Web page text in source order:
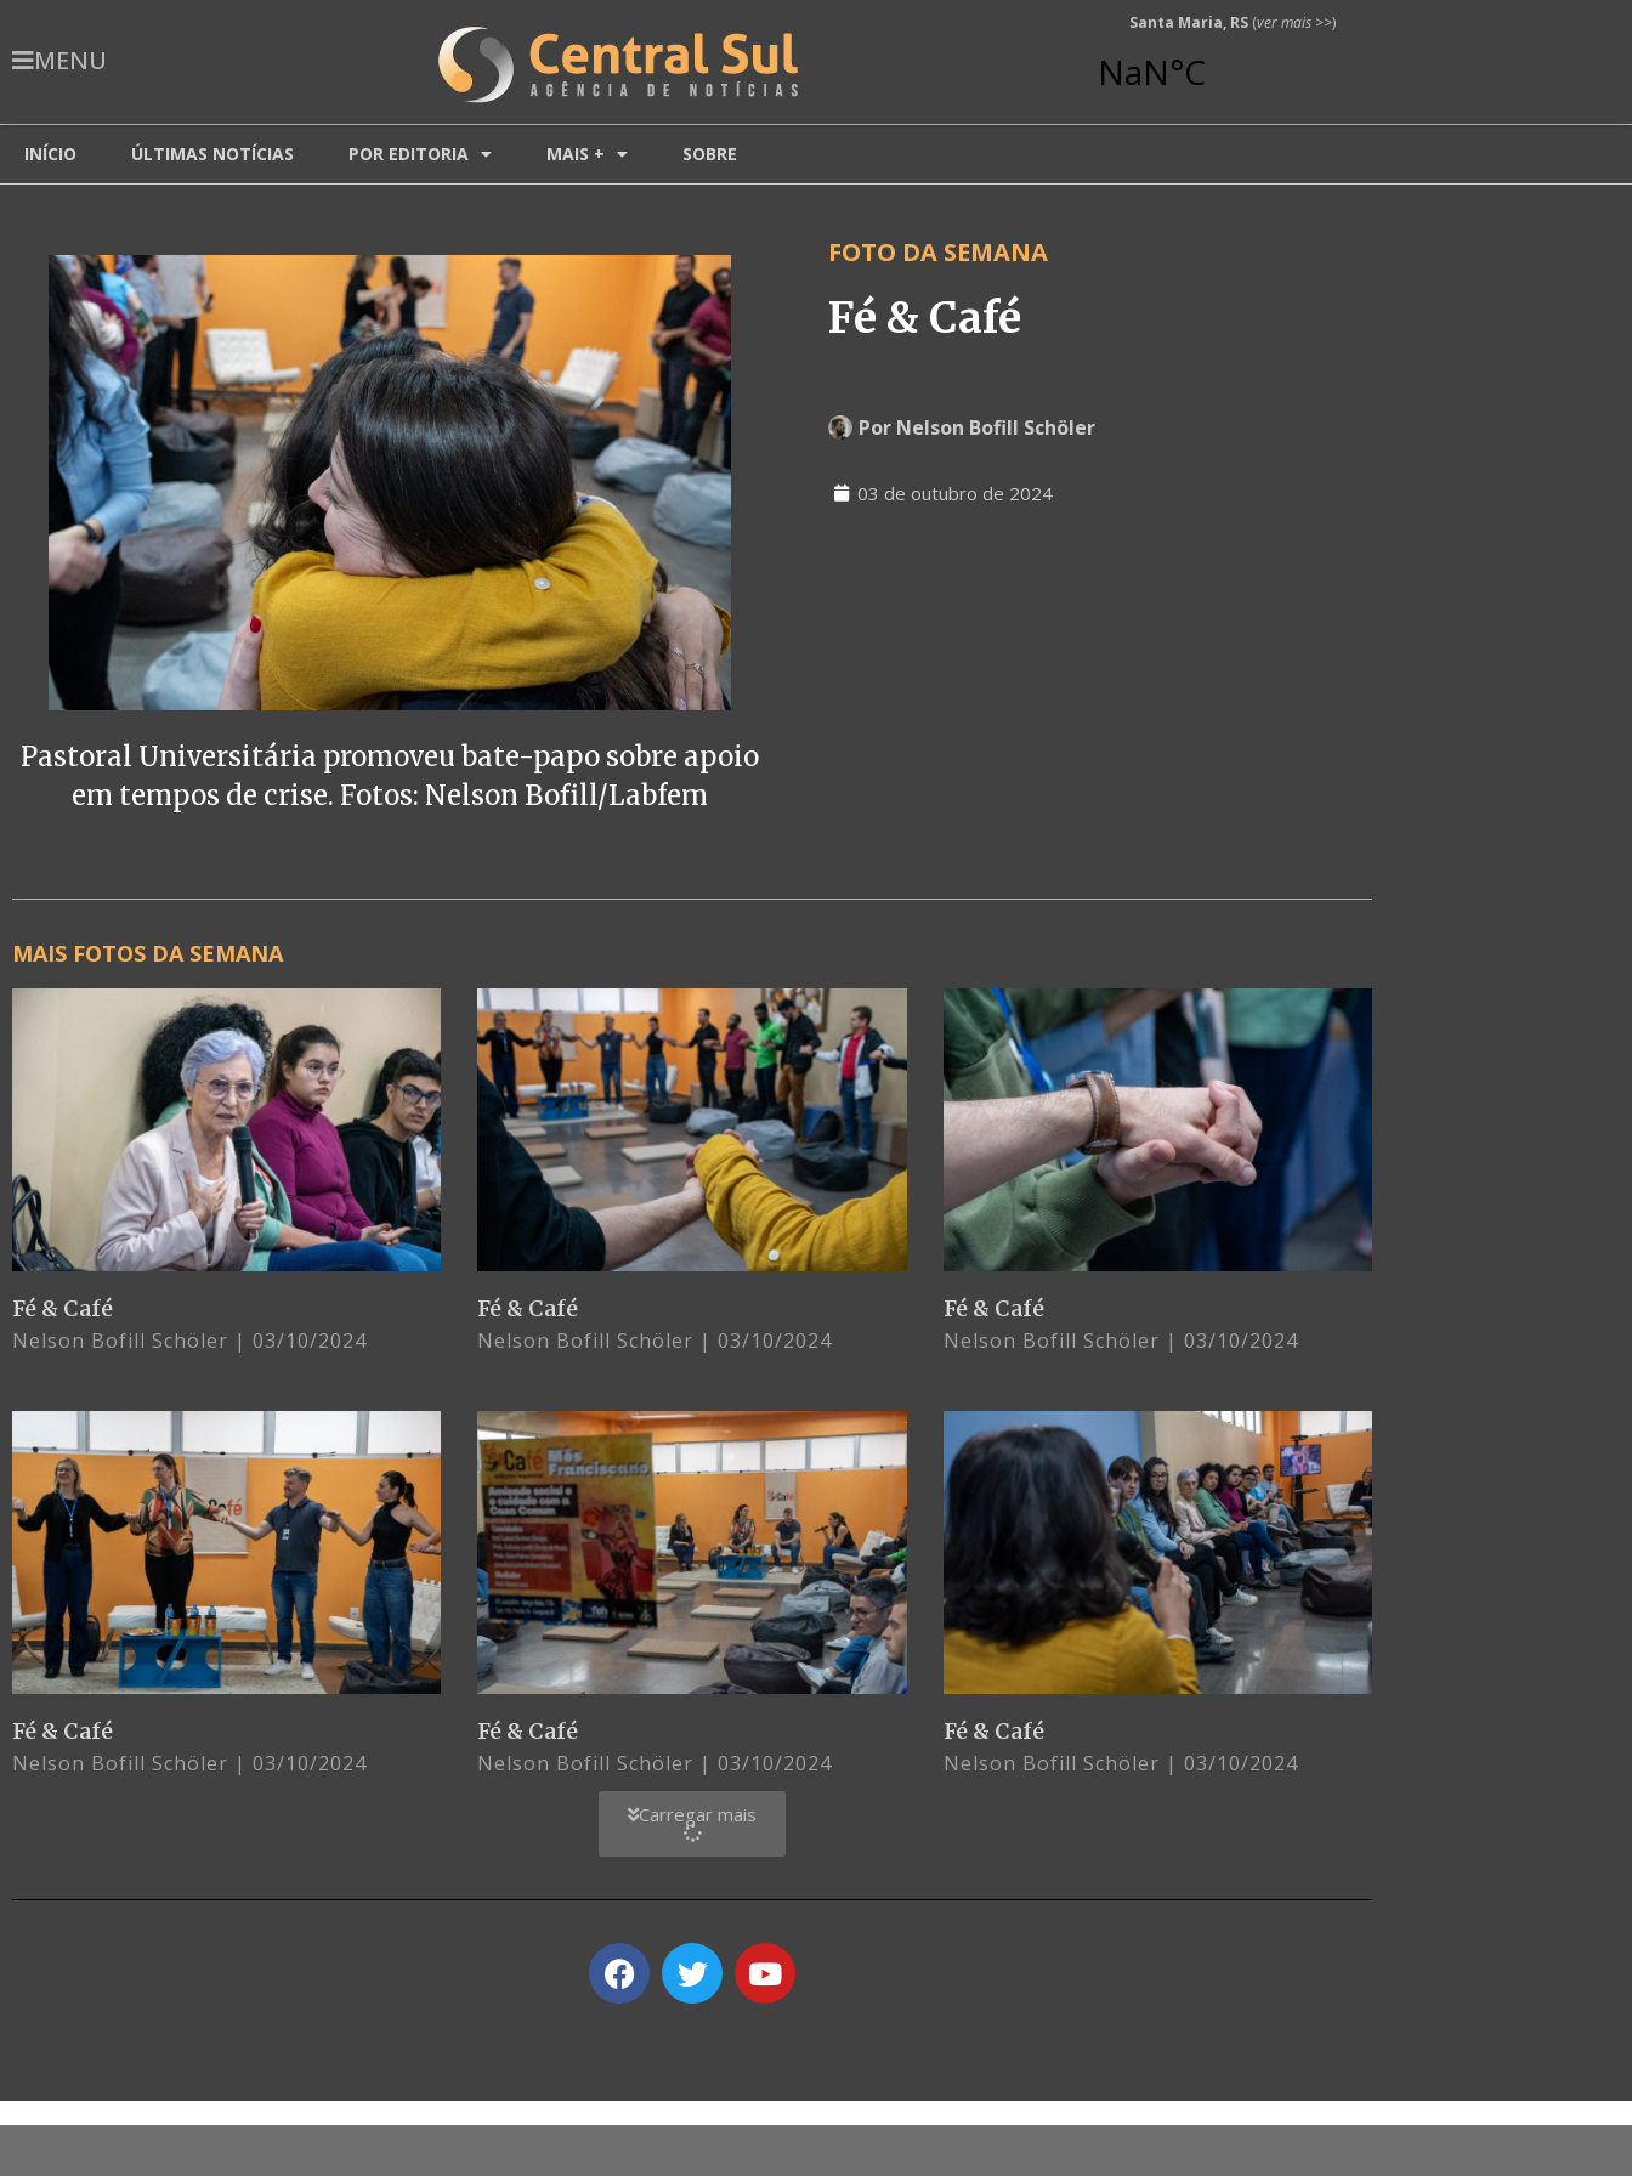
MENU
Santa Maria, RS (ver mais >>)
INÍCIO ÚLTIMAS NOTÍCIAS POR EDITORIA MAIS + SOBRE
Pastoral Universitária promoveu bate-papo sobre apoio
em tempos de crise. Fotos: Nelson Bofill/Labfem
FOTO DA SEMANA
Fé & Café
Por Nelson Bofill Schöler
03 de outubro de 2024
MAIS FOTOS DA SEMANA
Fé & Café
Nelson Bofill Schöler 03/10/2024
Fé & Café
Nelson Bofill Schöler 03/10/2024
Fé & Café
Nelson Bofill Schöler 03/10/2024
Fé & Café
Nelson Bofill Schöler 03/10/2024
Fé & Café
Nelson Bofill Schöler 03/10/2024
Fé & Café
Nelson Bofill Schöler 03/10/2024
Carregar mais